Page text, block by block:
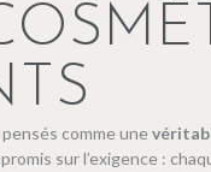
comme une
sur l’exigence :